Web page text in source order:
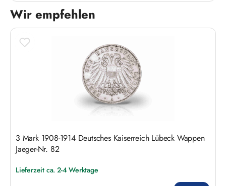
Wir empfehlen
Produktgalerie überspringen
3 Mark 1908-1914 Deutsches Kaiserreich Lübeck Wappen
Jaeger-Nr. 82
Lieferzeit ca. 2-4 Werktage